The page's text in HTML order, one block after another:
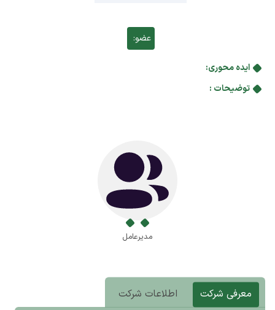
عضو:
ایده محوری:
توضیحات :
مدیرعامل
معرفی شرکت اطلاعات شرکت